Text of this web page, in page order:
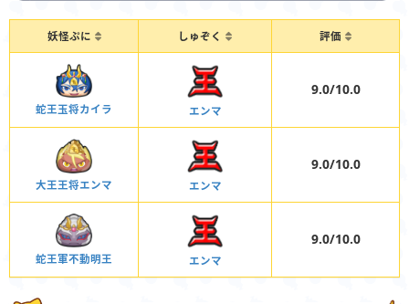
妖怪ぷに しゅぞく 評価
蛇王玉将カイラ エンマ
9.0/10.0
大王王将エンマ エンマ
9.0/10.0
蛇王軍不動明王 エンマ
9.0/10.0